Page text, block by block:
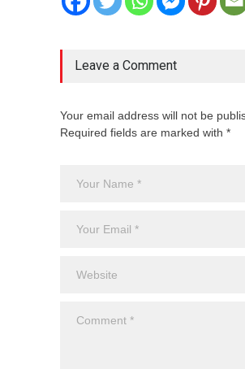
Leave a Comment
Your email address will not be
Required fields are marked with *